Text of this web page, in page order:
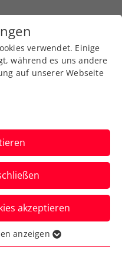
Wien,
sind gekürt.
11.07.2023
verwendet. Einige
während es uns andere
auf unserer Webseite
akzeptieren
anzeigen